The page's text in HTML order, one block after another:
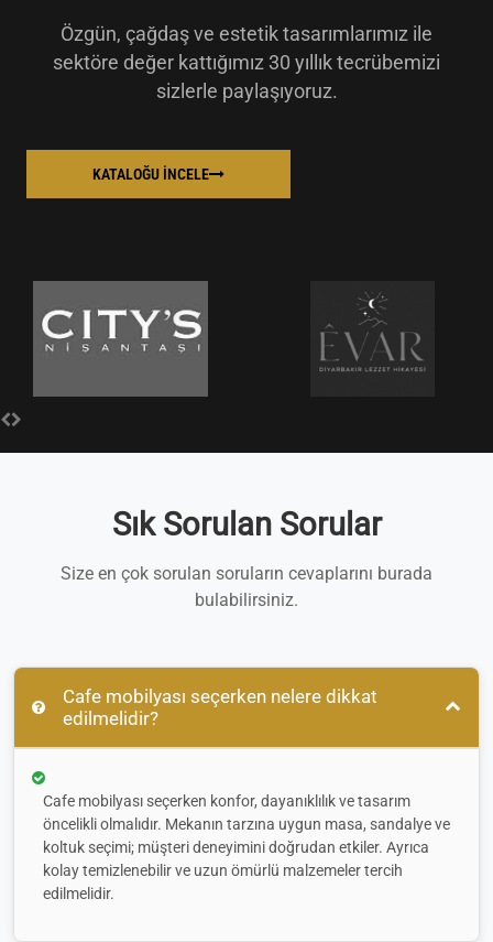
Özgün, çağdaş ve estetik tasarımlarımız ile
sektöre değer kattığımız 30 yıllık tecrübemizi
sizlerle paylaşıyoruz.
KATALOĞU İNCELE
Sık Sorulan Sorular
Size en çok sorulan soruların cevaplarını burada
bulabilirsiniz.
Cafe mobilyası seçerken nelere dikkat
edilmelidir?
Cafe mobilyası seçerken konfor, dayanıklılık ve tasarım
öncelikli olmalıdır. Mekanın tarzına uygun masa, sandalye ve
koltuk seçimi; müşteri deneyimini doğrudan etkiler. Ayrıca
kolay temizlenebilir ve uzun ömürlü malzemeler tercih
edilmelidir.